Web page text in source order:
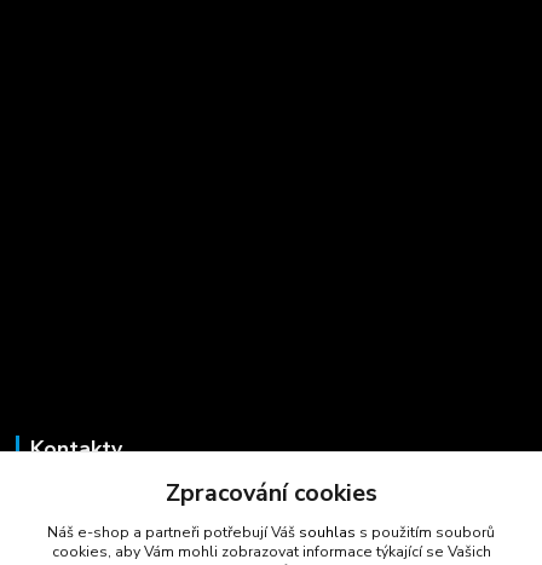
Kontakty
+420 723 725 881
(Po-Pá, 8-16 hod.)
Zpracování cookies
Náš e-shop a partneři potřebují Váš souhlas s použitím souborů
cookies, aby Vám mohli zobrazovat informace týkající se Vašich